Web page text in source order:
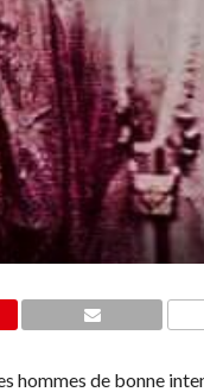
hommes de bonne